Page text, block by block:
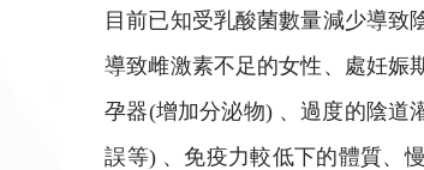
目前已知受乳酸菌數量減少導致
導致雌激素不足的女性、處妊娠
孕器(增加分泌物) 、過度的陰道
誤等) 、免疫力較低下的體質、